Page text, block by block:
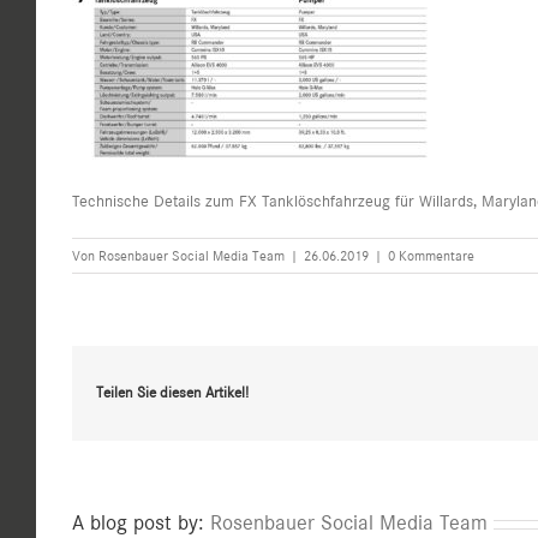
Technische Details zum FX Tanklöschfahrzeug für Willards,
Von Rosenbauer Social Media Team | 26.06.2019 | 0 Kommentare
Teilen Sie diesen Artikel!
A blog post by: Rosenbauer Social Media Team